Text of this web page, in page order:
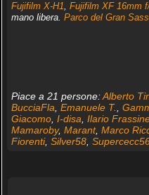
Fujifilm X-H1, Fujifilm XF 16mm
mano libera. Parco del Gran
Piace a 21 persone:Alberto
BucciaFla Emanuele T.
Giacomo, I-disa Ilario
Mamaroby, Marant, Marco
Fiorenti, Silver58,